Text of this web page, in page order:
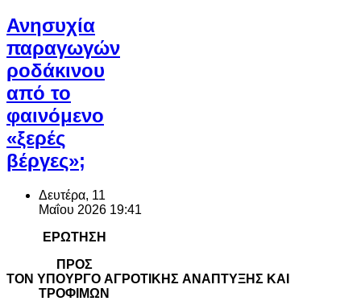
Ανησυχία
παραγωγών
ροδάκινου
από το
φαινόμενο
«ξερές
βέργες»;
Δευτέρα, 11
Μαΐου 2026 19:41
ΕΡΩΤΗΣΗ
ΠΡΟΣ
ΤΟΝ ΥΠΟΥΡΓΟ ΑΓΡΟΤΙΚΗΣ ΑΝΑΠΤΥΞΗΣ ΚΑΙ
ΤΡΟΦΙΜΩΝ